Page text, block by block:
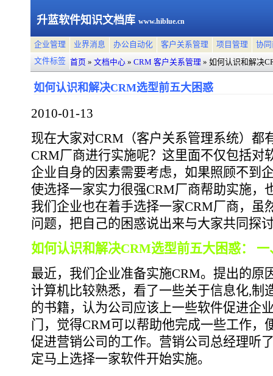
升蓝软件知识文档库 www.hiblue.cn
企业管理 业界消息 办公自动化 客户关系管理 项目管理
协
文件标签 首页 » 文档中心 » CRM 客户关系管理 » 如何认识和解决
如何认识和解决CRM选型前五大困惑
2010-01-13
现在大家对CRM（客户关系管理系统）都
CRM厂商进行实施呢？这里面不仅包括对
企业自身的因素需要考虑，如果照顾不到
使选择一家实力很强CRM厂商帮助实施，
我们企业也在着手选择一家CRM厂商，虽
问题，把自己的困惑说出来与大家共同探
如何认识和解决CRM选型前五大困惑：
最近，我们企业准备实施CRM。提出的原
计算机比较熟悉，看了一些关于信息化,制
的书籍，认为公司应该上一些软件促进企
门，觉得CRM可以帮助他完成一些工作，
促进营销公司的工作。营销公司总经理听
定马上选择一家软件开始实施。